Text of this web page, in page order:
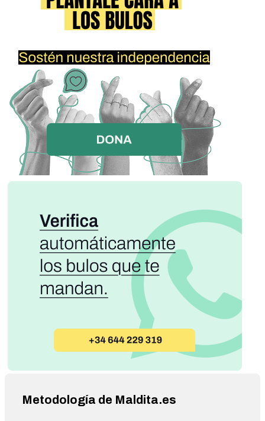
Metodología de Maldita.es